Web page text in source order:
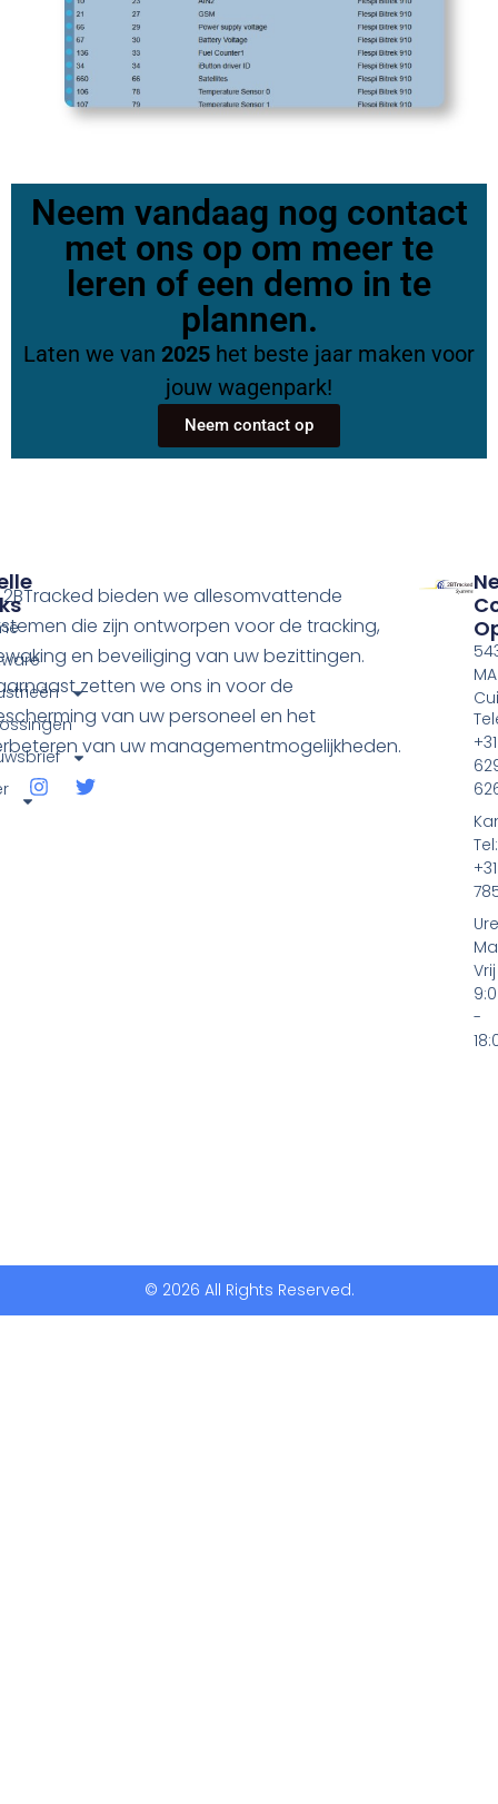
Neem vandaag nog contact
met ons op om meer te
leren of een demo in te
plannen.
Laten we van 2025 het beste jaar maken voor
jouw wagenpark!
Neem contact op
2BTracked bieden we allesomvattende
die zijn ontworpen voor de tracking,
en beveiliging van uw bezittingen.
zetten we ons in voor de
van uw personeel en het
van uw managementmogelijkheden.
MA
Tel:
Vrij
-
© 2026 All Rights Reserved.